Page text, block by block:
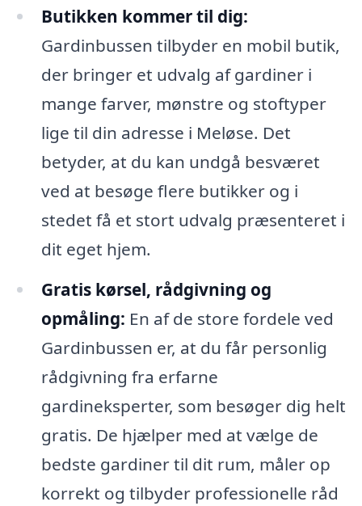
Butikken kommer til dig:
Gardinbussen tilbyder en mobil butik,
der bringer et udvalg af gardiner i
mange farver, mønstre og stoftyper
lige til din adresse i Meløse. Det
betyder, at du kan undgå besværet
ved at besøge flere butikker og i
stedet få et stort udvalg præsenteret i
dit eget hjem.
Gratis kørsel, rådgivning og
opmåling: En af de store fordele ved
Gardinbussen er, at du får personlig
rådgivning fra erfarne
gardineksperter, som besøger dig helt
gratis. De hjælper med at vælge de
bedste gardiner til dit rum, måler op
korrekt og tilbyder professionelle råd